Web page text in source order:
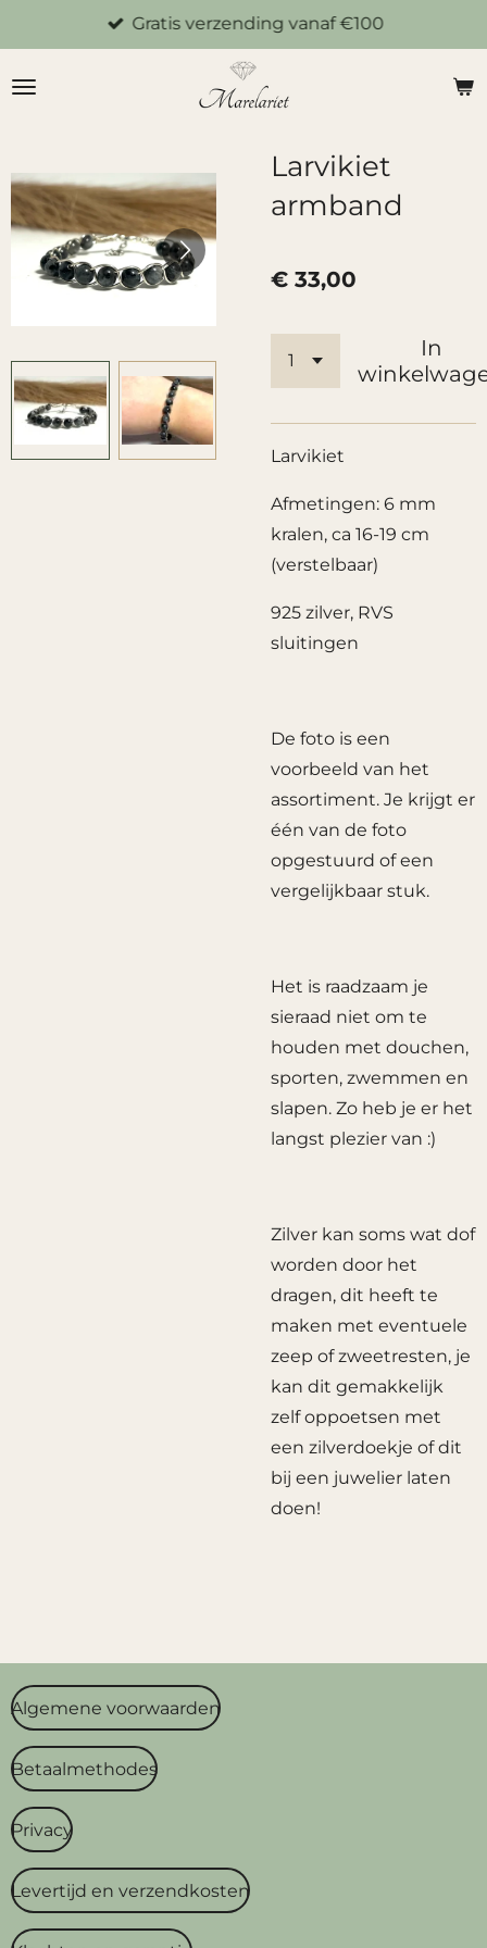
direct
naar
Gratis verzending vanaf €100
Larvikiet
armband
€ 33,00
In
Larvikiet
Afmetingen: 6 mm
kralen, ca 16-19 cm
(verstelbaar)
925 zilver, RVS
sluitingen
De foto is een
voorbeeld van het
assortiment. Je krijgt er
één van de foto
opgestuurd of een
vergelijkbaar stuk.
Het is raadzaam je
sieraad niet om te
houden met douchen,
sporten, zwemmen en
slapen. Zo heb je er het
langst plezier van :)
Zilver kan soms wat dof
worden door het
dragen, dit heeft te
maken met eventuele
zeep of zweetresten, je
kan dit gemakkelijk
zelf oppoetsen met
een zilverdoekje of dit
bij een juwelier laten
doen!
Algemene voorwaarden
Betaalmethodes
Privacy
Levertijd en verzendkosten